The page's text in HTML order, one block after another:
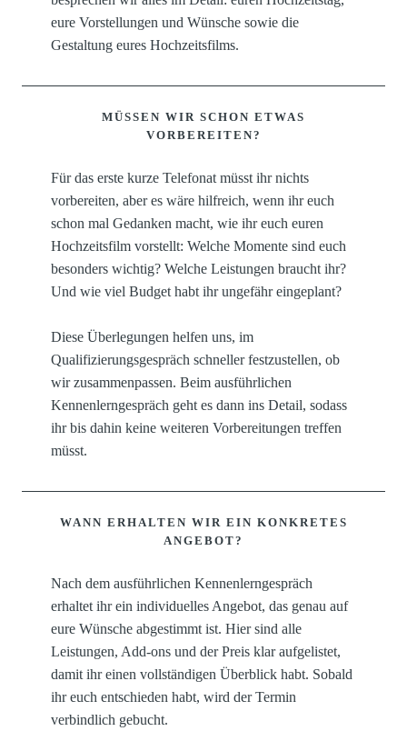
eure Vorstellungen und Wünsche sowie die
Gestaltung eures Hochzeitsfilms.
MÜSSEN WIR SCHON ETWAS
VORBEREITEN?
Für das erste kurze Telefonat müsst ihr nichts
vorbereiten, aber es wäre hilfreich, wenn ihr euch
schon mal Gedanken macht, wie ihr euch euren
Hochzeitsfilm vorstellt: Welche Momente sind euch
besonders wichtig? Welche Leistungen braucht ihr?
Und wie viel Budget habt ihr ungefähr eingeplant?
Diese Überlegungen helfen uns, im
Qualifizierungsgespräch schneller festzustellen, ob
wir zusammenpassen. Beim ausführlichen
Kennenlerngespräch geht es dann ins Detail, sodass
ihr bis dahin keine weiteren Vorbereitungen treffen
müsst.
WANN ERHALTEN WIR EIN KONKRETES
ANGEBOT?
Nach dem ausführlichen Kennenlerngespräch
erhaltet ihr ein individuelles Angebot, das genau auf
eure Wünsche abgestimmt ist. Hier sind alle
Leistungen, Add-ons und der Preis klar aufgelistet,
damit ihr einen vollständigen Überblick habt. Sobald
ihr euch entschieden habt, wird der Termin
verbindlich gebucht.